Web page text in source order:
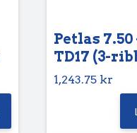
Petlas 7.50
TD17 (3-
1,243.75 kr